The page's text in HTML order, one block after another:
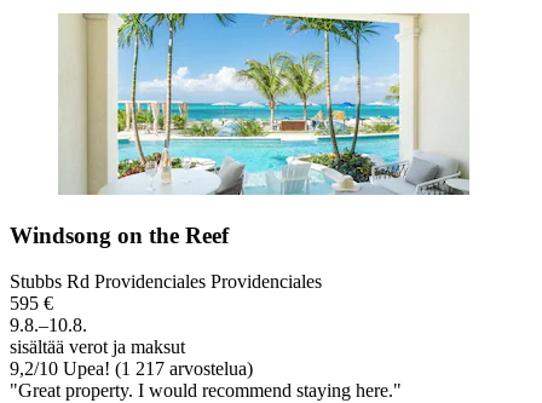
Windsong on the Reef
Stubbs Rd Providenciales Providenciales
595 €
9.8.–10.8.
sisältää verot ja maksut
9,2/10 Upea! (1 217 arvostelua)
"Great property. I would recommend staying here."